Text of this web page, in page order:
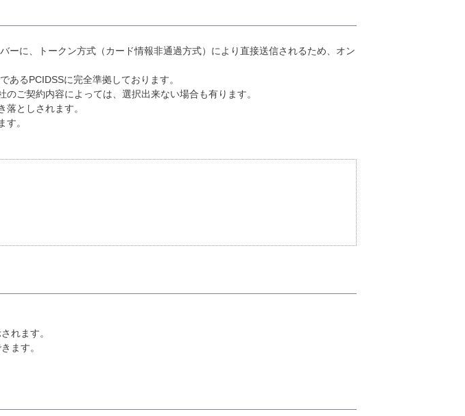
に、トークン方式（カード情報非通過方式）により直接送信されるため、オン
るPCIDSSに完全準拠しております。
ご契約内容によっては、選択出来ない場合も有ります。
としされます。
。
れます。
ます。